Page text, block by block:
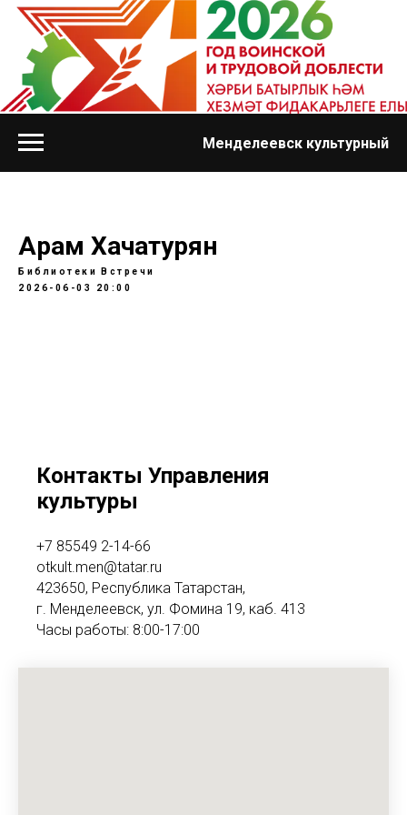
Менделеевск культурный
Арам Хачатурян
Библиотеки
Встречи
2026-06-03 20:00
Контакты Управления
культуры
+7 85549 2-14-66
otkult.men@tatar.ru
423650, Республика Татарстан,
г. Менделеевск, ул. Фомина 19, каб. 413
Часы работы: 8:00-17:00